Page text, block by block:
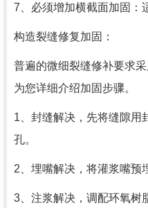
7、必须增加横截面加固：
构造裂缝修复加固：
普遍的微细裂缝修补要求
为您详细介绍加固步骤。
1、封缝解决，先将缝隙用
孔。
2、埋嘴解决，将灌浆嘴预
3、注浆解决，调配环氧树